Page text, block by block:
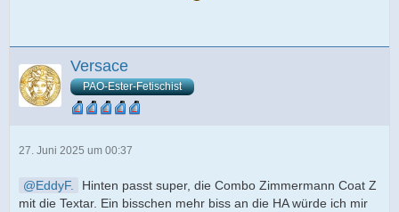
Versace
PAO-Ester-Fetischist
27. Juni 2025 um 00:37
EddyF.
Hinten passt super, die Combo Zimmermann Coat Z
mit die Textar. Ein bisschen mehr biss an die HA würde ich mir